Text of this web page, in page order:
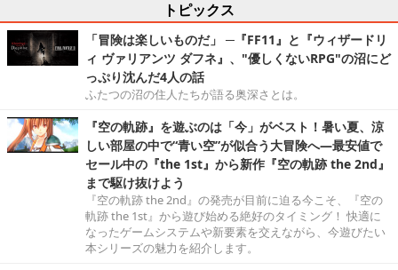
トピックス
「冒険は楽しいものだ」 ─『FF11』と『ウィザードリ
ィ ヴァリアンツ ダフネ』、"優しくないRPG"の沼にど
っぷり沈んだ4人の話
ふたつの沼の住人たちが語る奥深さとは。
『空の軌跡』を遊ぶのは「今」がベスト！暑い夏、涼
しい部屋の中で“青い空”が似合う大冒険へ―最安値で
セール中の『the 1st』から新作『空の軌跡 the 2nd』
まで駆け抜けよう
『空の軌跡 the 2nd』の発売が目前に迫る今こそ、『空の
軌跡 the 1st』から遊び始める絶好のタイミング！ 快適に
なったゲームシステムや新要素を交えながら、今遊びたい
本シリーズの魅力を紹介します。